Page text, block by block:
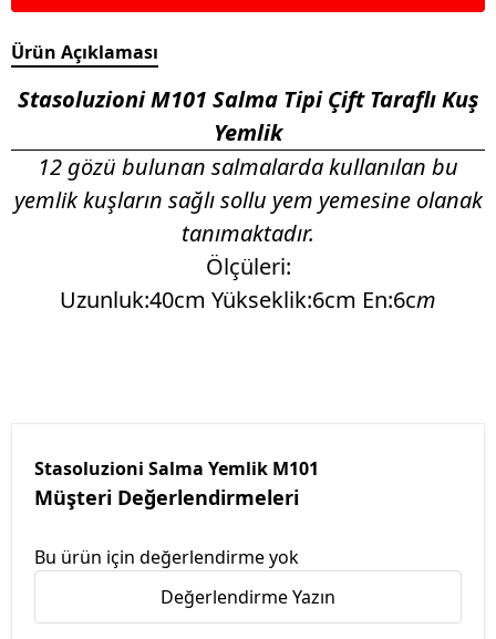
Ürün Açıklaması
Stasoluzioni M101 Salma Tipi Çift Taraflı Kuş
Yemlik
12 gözü bulunan salmalarda kullanılan bu
yemlik kuşların sağlı sollu yem yemesine olanak
tanımaktadır.
Ölçüleri:
Uzunluk:40cm Yükseklik:6cm En:6cm
Stasoluzioni Salma Yemlik M101
Müşteri Değerlendirmeleri
Bu ürün için değerlendirme yok
Değerlendirme Yazın